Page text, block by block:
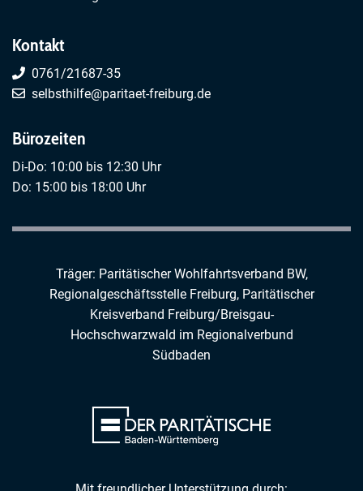
Kontakt
0761/21687-35
selbsthilfe@paritaet-freiburg.de
Bürozeiten
Di-Do: 10:00 bis 12:30 Uhr
Do: 15:00 bis 18:00 Uhr
Träger: Paritätischer Wohlfahrtsverband BW,
Regionalgeschäftsstelle Freiburg, Paritätischer
Kreisverband Freiburg/Breisgau-
Hochschwarzwald im Regionalverbund
Südbaden